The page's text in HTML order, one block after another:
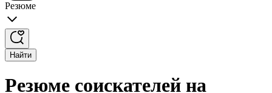
Резюме
Найти
Резюме соискателей на